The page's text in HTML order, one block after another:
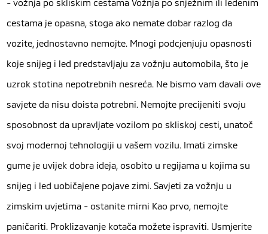
- vožnja po skliskim cestama Vožnja po snježnim ili ledenim
cestama je opasna, stoga ako nemate dobar razlog da
vozite, jednostavno nemojte. Mnogi podcjenjuju opasnosti
koje snijeg i led predstavljaju za vožnju automobila, što je
uzrok stotina nepotrebnih nesreća. Ne bismo vam davali ove
savjete da nisu doista potrebni. Nemojte precijeniti svoju
sposobnost da upravljate vozilom po skliskoj cesti, unatoč
svoj modernoj tehnologiji u vašem vozilu. Imati zimske
gume je uvijek dobra ideja, osobito u regijama u kojima su
snijeg i led uobičajene pojave zimi. Savjeti za vožnju u
zimskim uvjetima - ostanite mirni Kao prvo, nemojte
paničariti. Proklizavanje kotača možete ispraviti. Usmjerite